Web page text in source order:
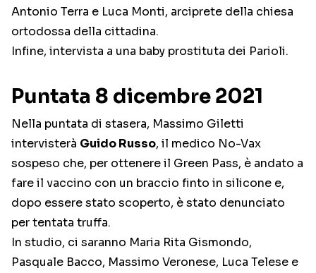
Antonio Terra e Luca Monti, arciprete della chiesa
ortodossa della cittadina.
Infine, intervista a una baby prostituta dei Parioli.
Puntata 8 dicembre 2021
Nella puntata di stasera, Massimo Giletti
intervisterà Guido Russo, il medico No-Vax
sospeso che, per ottenere il Green Pass, è andato a
fare il vaccino con un braccio finto in silicone e,
dopo essere stato scoperto, è stato denunciato
per tentata truffa.
In studio, ci saranno Maria Rita Gismondo,
Pasquale Bacco, Massimo Veronese, Luca Telese e